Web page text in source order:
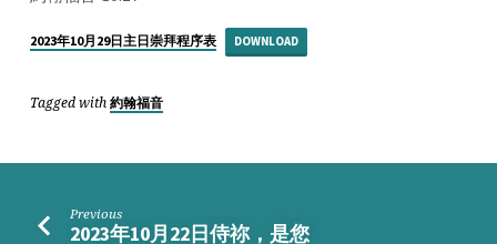
道
2023年10月29日主日崇拜程序表 DOWNLOAD
Tagged with 約翰福音
Previous
2023年10月22日侍祢，是您